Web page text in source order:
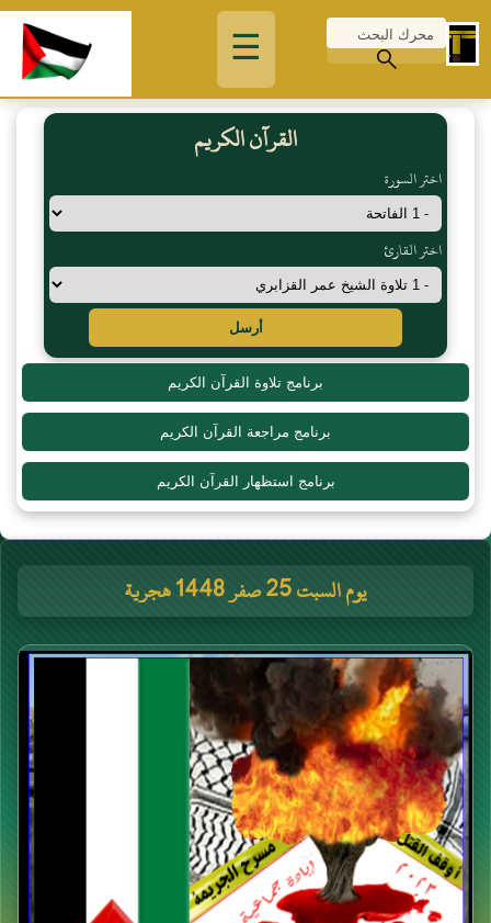
☰
القرآن الكريم
اختر السورة
اختر القارئ
أرسل
برنامج تلاوة القرآن الكريم
برنامج مراجعة القرآن الكريم
برنامج استظهار القرآن الكريم
يوم السبت 25 صفر 1448 هجرية